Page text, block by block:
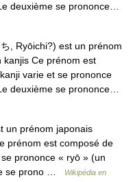
deuxième se prononce…
, Ryōichi?) est un prénom
kanjis Ce prénom est
varie et se prononce
deuxième se prononce…
un prénom japonais
prénom est composé de
prononce « ryō » (un
se prono …
Wikipédia en